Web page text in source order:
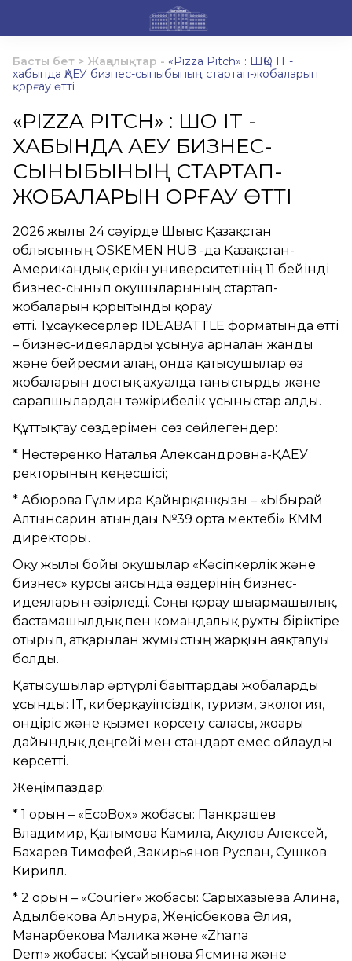
Басты бет > Жаңалықтар - «Pizza Pitch» : ШҚО IT -
хабында ҚАЕУ бизнес-сыныбының стартап-жобаларын
қорғау өтті
«PIZZA PITCH» : ШҚО IT -
ХАБЫНДА ҚАЕУ БИЗНЕС-
СЫНЫБЫНЫҢ СТАРТАП-
ЖОБАЛАРЫН ҚОРҒАУ ӨТТІ
2026 жылғы 24 сәуірде Шығыс Қазақстан
облысының OSKEMEN HUB -да Қазақстан-
Американдық еркін университетінің 11 бейінді
бизнес-сынып оқушыларының стартап-
жобаларын қорытынды қорғау
өтті. Тұсаукесерлер IDEABATTLE форматында өтті
– бизнес-идеяларды ұсынуға арналған жанды
және бейресми алаң, онда қатысушылар өз
жобаларын достық ахуалда таныстырды және
сарапшылардан тәжірибелік ұсыныстар алды.
Құттықтау сөздерімен сөз сөйлегендер:
* Нестеренко Наталья Александровна-ҚАЕУ
ректорының кеңесшісі;
* Абюрова Гүлмира Қайырқанқызы – «Ыбырай
Алтынсарин атындағы №39 орта мектебі» КММ
директоры.
Оқу жылы бойы оқушылар «Кәсіпкерлік және
бизнес» курсы аясында өздерінің бизнес-
идеяларын әзірледі. Соңғы қорғау шығармашылық,
бастамашылдық пен командалық рухты біріктіре
отырып, атқарылған жұмыстың жарқын аяқталуы
болды.
Қатысушылар әртүрлі бағыттардағы жобаларды
ұсынды: IT, киберқауіпсіздік, туризм, экология,
өндіріс және қызмет көрсету саласы, жоғары
дайындық деңгейі мен стандарт емес ойлауды
көрсетті.
Жеңімпаздар:
* 1 орын – «EcoBox» жобасы: Панкрашев
Владимир, Қалымова Камила, Акулов Алексей,
Бахарев Тимофей, Закирьянов Руслан, Сушков
Кирилл.
* 2 орын – «Courier» жобасы: Сарыхазыева Алина,
Адылбекова Альнура, Жеңісбекова Әлия,
Манарбекова Малика және «Zhana
Dem» жобасы: Құсайынова Ясмина және